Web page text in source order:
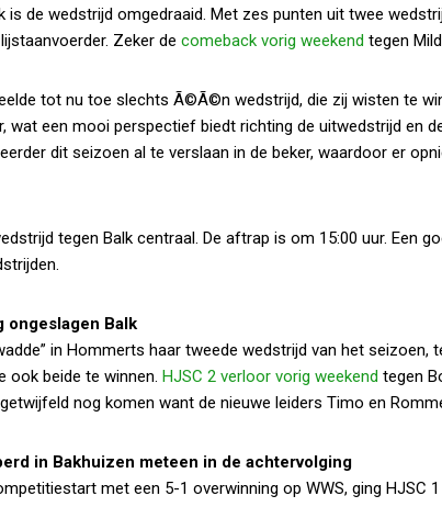
is de wedstrijd omgedraaid. Met zes punten uit twee
Zeker de comeback vorig weekend tegen
tot nu toe slechts Ã©Ã©n wedstrijd, die zij wisten te
wat een mooi perspectief biedt richting de uitwedstrijd en
dit seizoen al te verslaan in de beker, waardoor er
tegen Balk centraal. De aftrap is om 15:00 uur. Een
ongeslagen Balk
in Hommerts haar tweede wedstrijd van het seizoen,
ook beide te winnen. HJSC 2 verloor vorig weekend tegen
nog komen want de nieuwe leiders Timo en
in Bakhuizen meteen in de achtervolging
met een 5-1 overwinning op WWS, ging HJSC